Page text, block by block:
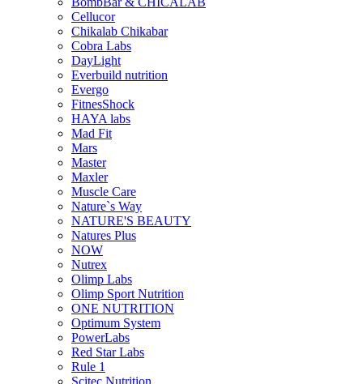
Cellucor
Chikalab Chikabar
Cobra Labs
DayLight
Everbuild nutrition
Evergo
FitnesShock
HAYA labs
Mad Fit
Mars
Master
Maxler
Muscle Care
Nature`s Way
NATURE'S BEAUTY
Natures Plus
NOW
Nutrex
Olimp Labs
Olimp Sport Nutrition
ONE NUTRITION
Optimum System
PowerLabs
Red Star Labs
Rule 1
Scitec Nutrition